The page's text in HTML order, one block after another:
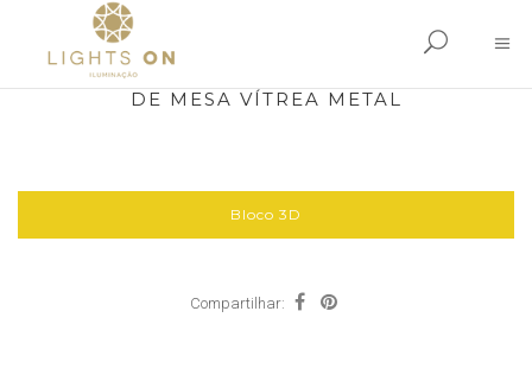
DE MESA VÍTREA METAL
Bloco 3D
Compartilhar: